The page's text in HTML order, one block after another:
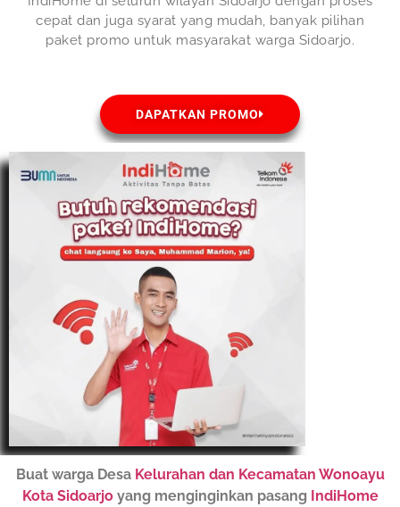
cepat dan juga syarat yang mudah, banyak pilihan
paket promo untuk masyarakat warga Sidoarjo.
DAPATKAN PROMO
Buat warga Desa Kelurahan dan Kecamatan Wonoayu
Kota Sidoarjo yang menginginkan pasang IndiHome